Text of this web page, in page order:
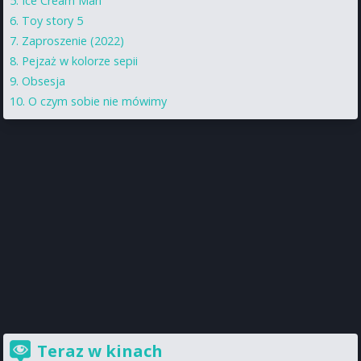
Toy story 5
Zaproszenie (2022)
Pejzaż w kolorze sepii
Obsesja
O czym sobie nie mówimy
Teraz w kinach